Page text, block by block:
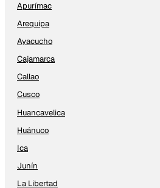
Apurímac
Arequipa
Ayacucho
Cajamarca
Callao
Cusco
Huancavelica
Huánuco
Ica
Junín
La Libertad